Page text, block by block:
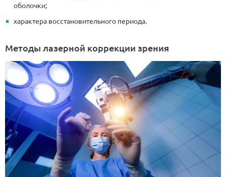
оболочки;
характера восстановительного периода.
Методы лазерной коррекции зрения